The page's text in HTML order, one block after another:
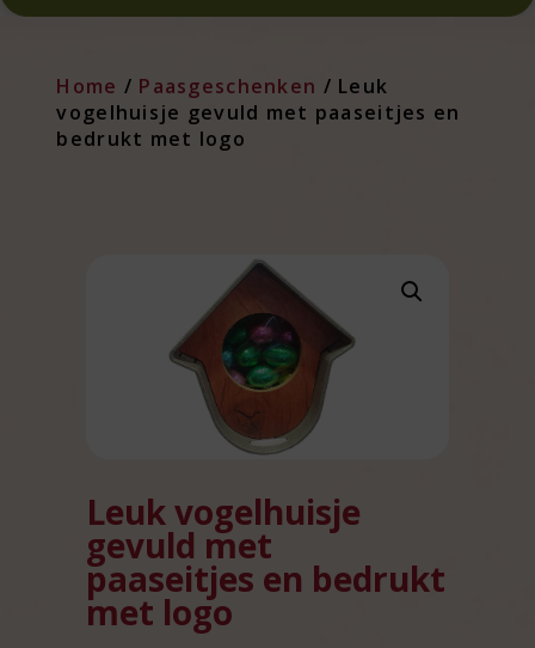
Home / Paasgeschenken / Leuk
vogelhuisje gevuld met paaseitjes en
bedrukt met logo
Leuk vogelhuisje
gevuld met
paaseitjes en bedrukt
met logo